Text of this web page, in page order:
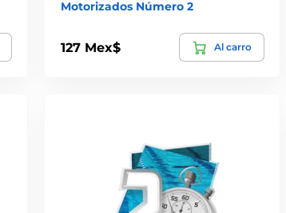
Motorizados Número 2
127 Mex$ Al carro